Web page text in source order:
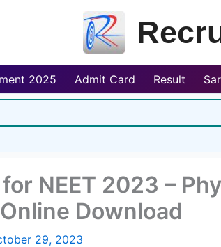
2025 Admit Card Result
for NEET 2023 –
Download
29, 2023